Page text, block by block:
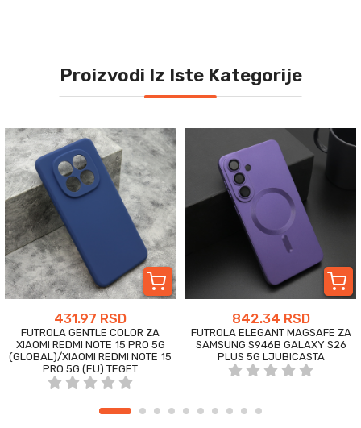
Proizvodi Iz Iste Kategorije
431.97 RSD
FUTROLA GENTLE COLOR ZA
XIAOMI REDMI NOTE 15 PRO 5G
(GLOBAL)/XIAOMI REDMI NOTE 15
PRO 5G (EU) TEGET
842.34 RSD
FUTROLA ELEGANT MAGSAFE ZA
SAMSUNG S946B GALAXY S26
PLUS 5G LJUBICASTA